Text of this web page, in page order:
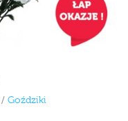
/ Goździki